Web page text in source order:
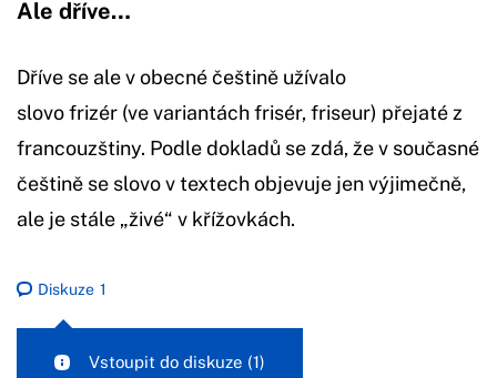
Ale dříve…
Dříve se ale v obecné češtině užívalo
slovo frizér (ve variantách frisér, friseur) přejaté z
francouzštiny. Podle dokladů se zdá, že v současné
češtině se slovo v textech objevuje jen výjimečně,
ale je stále „živé“ v křížovkách.
Diskuze 1
Vstoupit do diskuze (1)